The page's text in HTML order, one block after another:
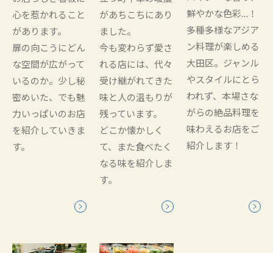
心を惹かれること
があります。
扉の向こうにどん
な空間が広がって
いるのか。少し秘
密めいた、でも魅
力いっぱいのお店
を紹介していきま
す。
があちこちにあり
ました。
今も変わらず愛さ
れる店には、代々
受け継がれてきた
味と人の温もりが
残っています。
どこか懐かしく
て、また食べたく
なる味を紹介しま
す。
鮮やかな色彩…！
多種多様なアジア
ン料理が楽しめる
大田区。ジャンル
やスタイルにとら
われず、本場さな
がらの絶品料理を
味わえるお店をご
紹介します！